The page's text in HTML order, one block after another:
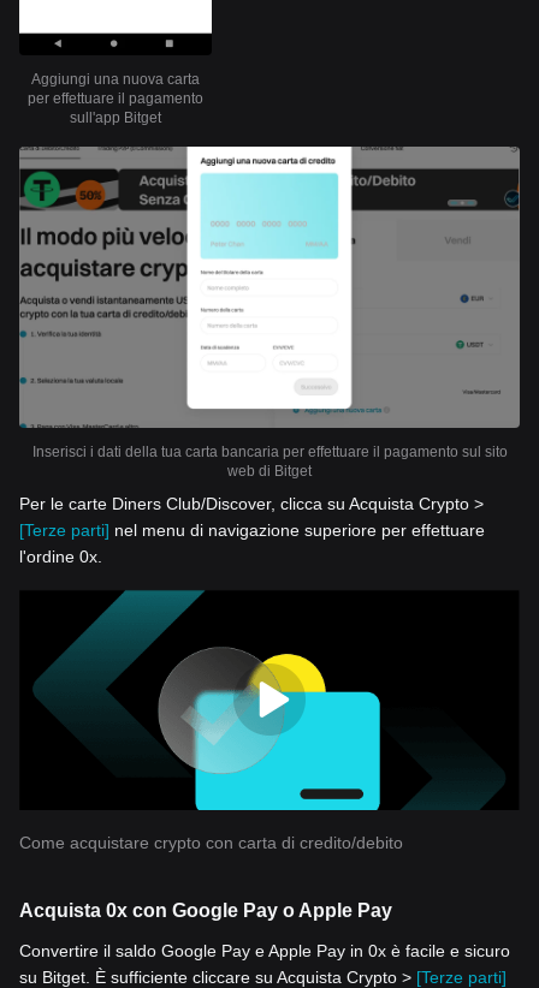
Aggiungi una nuova carta
per effettuare il pagamento
sull'app Bitget
Inserisci i dati della tua carta bancaria per effettuare il pagamento sul sito
web di Bitget
Per le carte Diners Club/Discover, clicca su Acquista Crypto >
[Terze parti] nel menu di navigazione superiore per effettuare
l'ordine 0x.
Come acquistare crypto con carta di credito/debito
Acquista 0x con Google Pay o Apple Pay
Convertire il saldo Google Pay e Apple Pay in 0x è facile e sicuro
su Bitget. È sufficiente cliccare su Acquista Crypto > [Terze parti]